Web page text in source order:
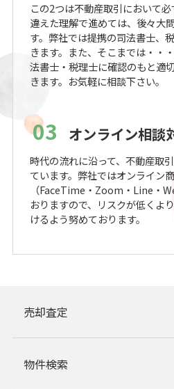
この2つは不動産取引において
違えた理解で進めては、後々大
す。弊社では提携の司法書士、
きます。また、そこまでは・・
法書士・税理士に確認のもと適
きます。お気軽に相談下さい。
03 オンライン相談
時代の流れに沿って、不動産取
ています。弊社ではオンライン
（FaceTime・Zoom・Line・
おりますので、リスクが低くよ
けるよう努めております。
売却査定
物件検索